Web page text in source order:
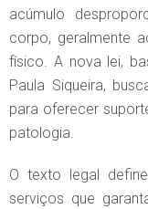
acúmulo
corpo, geralmente
físico. A nova lei,
Paula Siqueira,
para oferecer
patologia.
O texto legal
serviços que